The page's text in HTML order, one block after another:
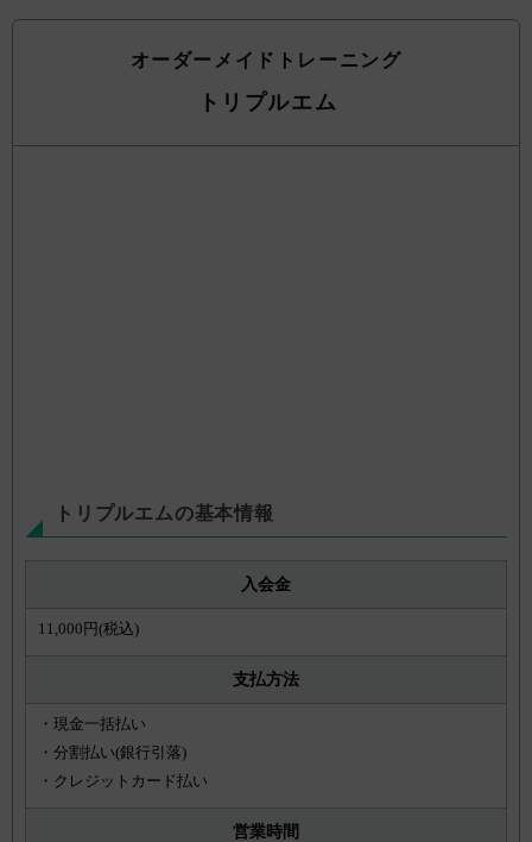
オーダーメイドトレーニング
トリプルエム
トリプルエムの基本情報
入会金
11,000円(税込)
支払方法
・現金一括払い
・分割払い(銀行引落)
・クレジットカード払い
営業時間